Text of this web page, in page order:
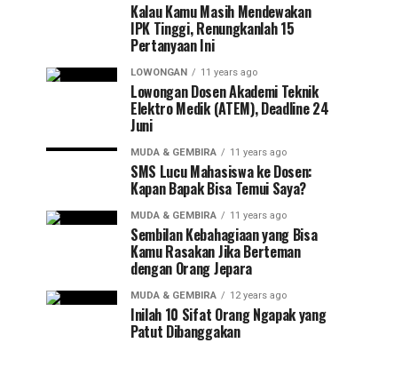
Kalau Kamu Masih Mendewakan
IPK Tinggi, Renungkanlah 15
Pertanyaan Ini
LOWONGAN 11 years ago
Lowongan Dosen Akademi Teknik
Elektro Medik (ATEM), Deadline 24
Juni
MUDA & GEMBIRA 11 years ago
SMS Lucu Mahasiswa ke Dosen:
Kapan Bapak Bisa Temui Saya?
MUDA & GEMBIRA 11 years ago
Sembilan Kebahagiaan yang Bisa
Kamu Rasakan Jika Berteman
dengan Orang Jepara
MUDA & GEMBIRA 12 years ago
Inilah 10 Sifat Orang Ngapak yang
Patut Dibanggakan